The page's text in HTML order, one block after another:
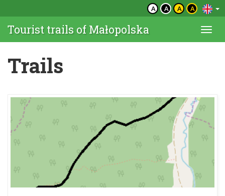
A A A A
Tourist trails of Małopolska
Trails